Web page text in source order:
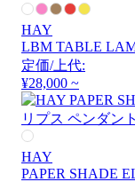
HAY
LBM TABLE
定価/上代:
¥28,000 ~
HAY
PAPER SHADE